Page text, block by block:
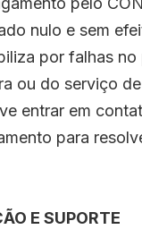
nulo e sem
por falhas
ou do serviço
entrar em
para
E SUPORTE